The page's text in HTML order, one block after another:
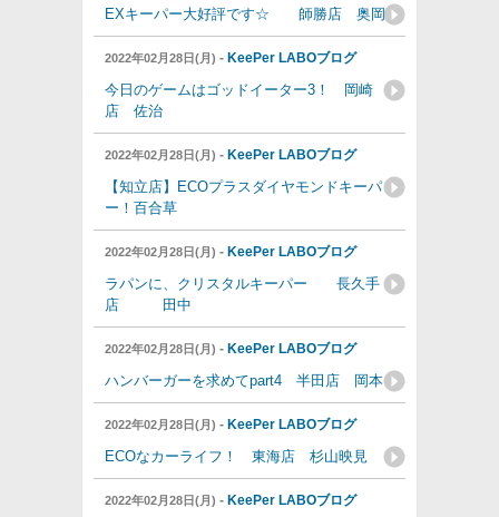
EXキーパー大好評です☆ 師勝店 奥岡
2022年02月28日(月) - KeePer LABOブログ
今日のゲームはゴッドイーター3！ 岡崎
店 佐治
2022年02月28日(月) - KeePer LABOブログ
【知立店】ECOプラスダイヤモンドキーパ
ー！百合草
2022年02月28日(月) - KeePer LABOブログ
ラパンに、クリスタルキーパー 長久手
店 田中
2022年02月28日(月) - KeePer LABOブログ
ハンバーガーを求めてpart4 半田店 岡本
2022年02月28日(月) - KeePer LABOブログ
ECOなカーライフ！ 東海店 杉山映見
2022年02月28日(月) - KeePer LABOブログ